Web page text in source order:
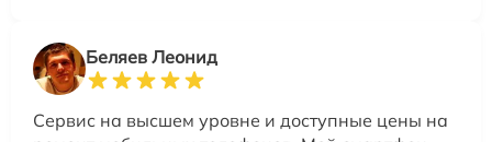
Беляев Леонид
Сервис на высшем уровне и доступные цены на